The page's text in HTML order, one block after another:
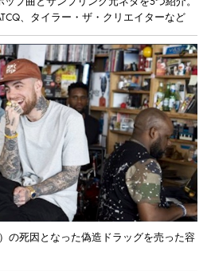
、タイラー・ザ・クリエイターなど
の死因となった偽造ドラッグを売った容